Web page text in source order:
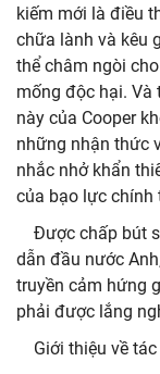
kiếm mới là điều
chữa lành và kêu
thể châm ngòi
mống độc hại. Và
này của Cooper
những nhận thức
nhắc nhở khẩn
của bạo lực chính
Được chấp bút
dẫn đầu nước
truyền cảm hứng
phải được lắng
Giới thiệu về tác